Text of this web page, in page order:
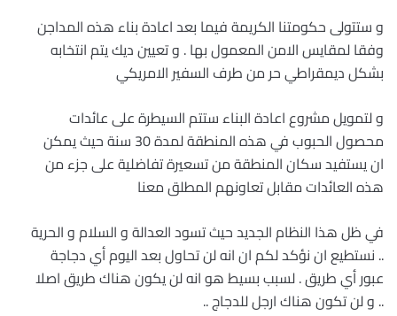
و ستتولى حكومتنا الكريمة فيما بعد اعادة بناء هذه المداجن
وفقا لمقايس الامن المعمول بها . و تعيين ديك يتم انتخابه
بشكل ديمقراطي حر من طرف السفير الامريكي
و لتمويل مشروع اعادة البناء ستتم السيطرة على عائدات
محصول الحبوب في هذه المنطقة لمدة 30 سنة حيث يمكن
ان يستفيد سكان المنطقة من تسعيرة تفاضلية على جزء من
هذه العائدات مقابل تعاونهم المطلق معنا
في ظل هذا النظام الجديد حيث تسود العدالة و السلام و الحرية
.. نستطيع ان نؤكد لكم ان انه لن تحاول بعد اليوم أي دجاجة
عبور أي طريق . لسبب بسيط هو انه لن يكون هناك طريق اصلا
.. و لن تكون هناك ارجل للدجاج..